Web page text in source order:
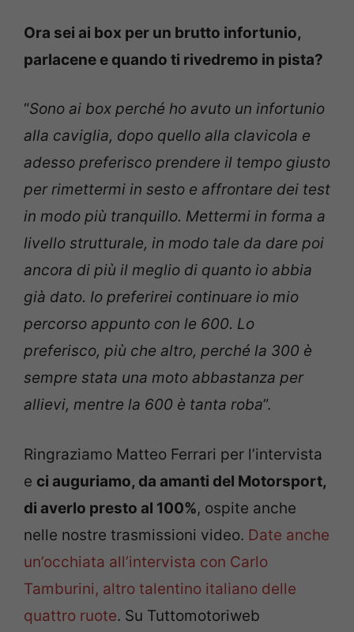
Ora sei ai box per un brutto infortunio,
parlacene e quando ti rivedremo in pista?
“Sono ai box perché ho avuto un infortunio
alla caviglia, dopo quello alla clavicola e
adesso preferisco prendere il tempo giusto
per rimettermi in sesto e affrontare dei test
in modo più tranquillo. Mettermi in forma a
livello strutturale, in modo tale da dare poi
ancora di più il meglio di quanto io abbia
già dato. Io preferirei continuare io mio
percorso appunto con le 600. Lo
preferisco, più che altro, perché la 300 è
sempre stata una moto abbastanza per
allievi, mentre la 600 è tanta roba”.
Ringraziamo Matteo Ferrari per l’intervista
e ci auguriamo, da amanti del Motorsport,
di averlo presto al 100%, ospite anche
nelle nostre trasmissioni video. Date anche
un’occhiata all’intervista con Carlo
Tamburini, altro talentino italiano delle
quattro ruote. Su Tuttomotoriweb